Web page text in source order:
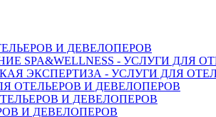
И ДЕВЕЛОПЕРОВ
SPA&WELLNESS - УСЛУГИ ДЛЯ
ЭКСПЕРТИЗА - УСЛУГИ ДЛЯ
ОТЕЛЬЕРОВ И ДЕВЕЛОПЕРОВ
И ДЕВЕЛОПЕРОВ
И ДЕВЕЛОПЕРОВ